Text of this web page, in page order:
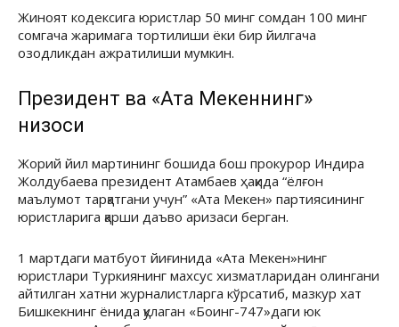
Жиноят кодексига юристлар 50 минг сомдан 100 минг
сомгача жаримага тортилиши ёки бир йилгача
озодликдан ажратилиши мумкин.
Президент ва «Ата Мекеннинг»
низоси
Жорий йил мартининг бошида бош прокурор Индира
Жолдубаева президент Атамбаев ҳақида “ёлғон
маълумот тарқатгани учун” «Ата Мекен» партиясининг
юристларига қарши даъво аризаси берган.
1 мартдаги матбуот йиғинида «Ата Мекен»нинг
юристлари Туркиянинг махсус хизматларидан олингани
айтилган хатни журналистларга кўрсатиб, мазкур хат
Бишкекнинг ёнида қулаган «Боинг-747»даги юк